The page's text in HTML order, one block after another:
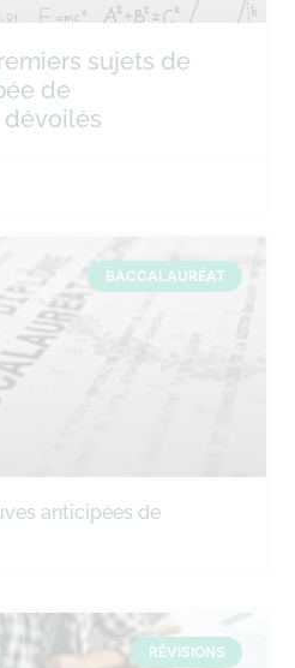
sujets de
de
BACCALAURÉAT
anticipées de
RÉVISIONS